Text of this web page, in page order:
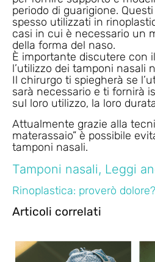
periodo di guarigione.
spesso utilizzati in
casi in cui è necessario un
della forma del naso.
È importante discutere con
l’utilizzo dei tamponi nasali
Il chirurgo ti spiegherà se
sarà necessario e ti fornirà
sul loro utilizzo, la loro
Attualmente grazie alla
materassaio” è possibile
tamponi nasali.
Tamponi nasali, Leggi
Rinoplastica: proverò dolore?
Articoli correlati